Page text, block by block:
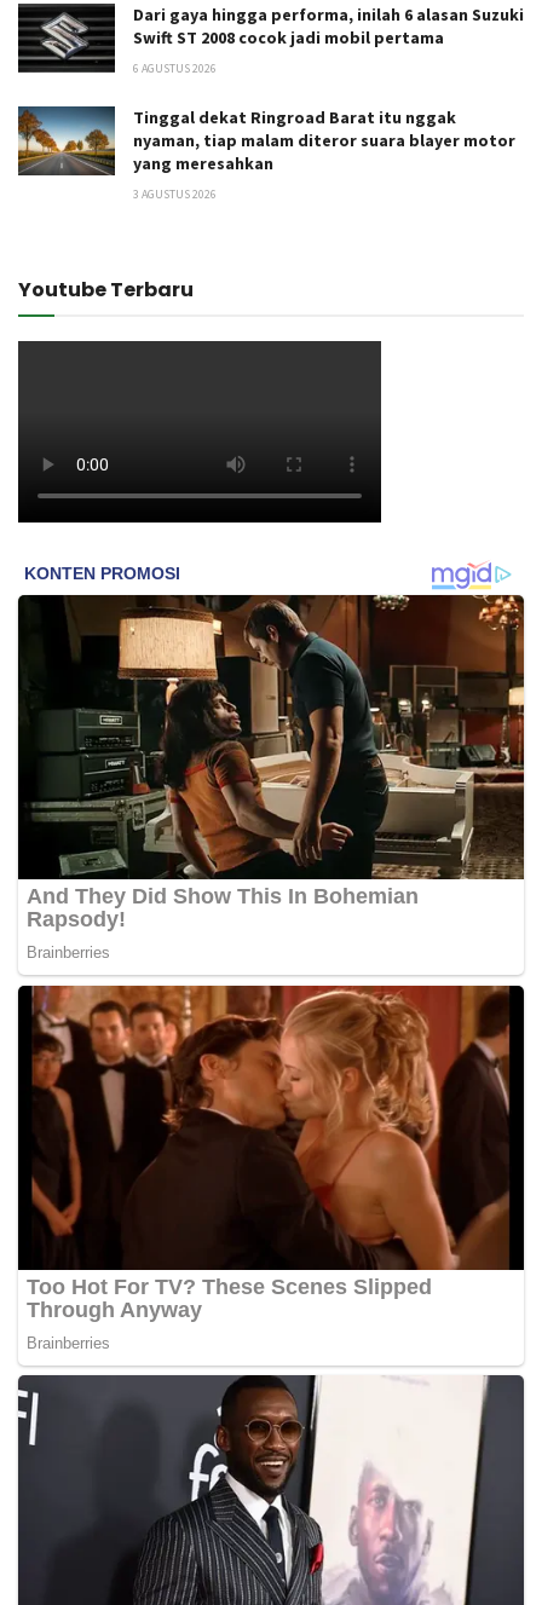
Dari gaya hingga performa, inilah 6 alasan Suzuki
Swift ST 2008 cocok jadi mobil pertama
6 AGUSTUS 2026
Tinggal dekat Ringroad Barat itu nggak
nyaman, tiap malam diteror suara blayer motor
yang meresahkan
3 AGUSTUS 2026
Youtube Terbaru